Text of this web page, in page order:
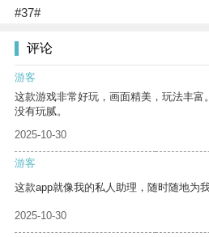
#37#
评论
游客
这款游戏非常好玩，画面精美，玩法丰
没有玩腻。
2025-10-30
游客
这款app就像我的私人助理，随时随地为
2025-10-30